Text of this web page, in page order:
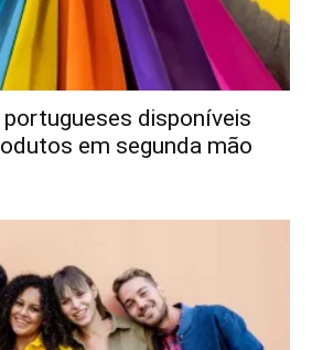
disponíveis
em segunda mão